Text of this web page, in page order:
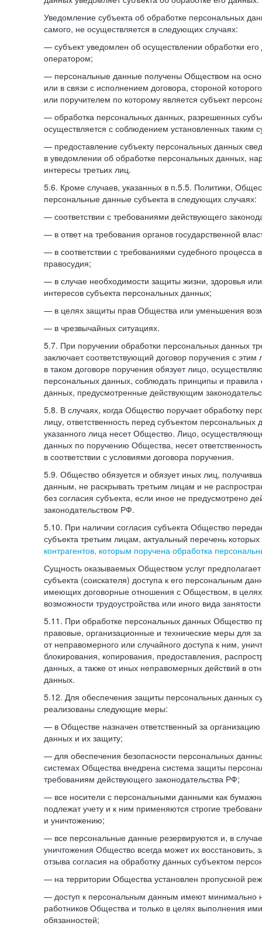
Уведомление субъекта об обработке персональных
самого, не осуществляется в следующих случаях:
— субъект уведомлен об осуществлении обработки
оператором;
— персональные данные получены Обществом на
или в связи с исполнением договора, стороной
или поручителем по которому является субъект
— обработка персональных данных, разрешенных
осуществляется с соблюдением установленных таким
— предоставление субъекту персональных данных
в уведомлении об обработке персональных данных,
интересы третьих лиц.
5.6. Кроме случаев, указанных в п.5.5. Политики,
персональные данные субъекта в следующих случаях:
— соответствии с требованиями действующего
— в ответ на требования органов государственной
— в соответствии с требованиями судебного процесса
правосудия;
— в случае необходимости защиты жизни, здоровья
интересов субъекта персональных данных;
— в целях защиты прав Общества или уменьшения
— в чрезвычайных ситуациях.
5.7. При поручении обработки персональных данных
заключает соответствующий договор поручения с
в таком договоре поручения обязует лицо,
персональных данных, соблюдать принципы и правила
данных, предусмотренные действующим
5.8. В случаях, когда Общество поручает обработку
лицу, ответственность перед субъектом персональных
указанного лица несет Общество. Лицо,
данных по поручению Общества, несет
в соответствии с условиями договора поручения.
5.9. Общество обязуется и обязует иных лиц,
данным, не раскрывать третьим лицам и не
без согласия субъекта, если иное не предусмотрено
законодательством РФ.
5.10. При наличии согласия субъекта Общество
субъекта третьим лицам, актуальный перечень
контрагентов, которым поручена обработка
Сущность оказываемых Обществом услуг
субъекта (соискателя) доступа к его персональным
имеющих договорные отношения с Обществом, в
возможности трудоустройства или иного вида
5.11. При обработке персональных данных Общество
правовые, организационные и технические меры для
от неправомерного или случайного доступа к ним,
блокирования, копирования, предоставления,
данных, а также от иных неправомерных действий в
данных.
5.12. Для обеспечения защиты персональных данных
реализованы следующие меры:
— в Обществе назначен ответственный за
данных и их защиту;
— для обеспечения безопасности персональных
системах Общества внедрена система защиты
требованиям действующего законодательства РФ;
— все носители с персональными данными как
подлежат учету и к ним применяются строгие
и уничтожению;
— все персональные данные резервируются и, в
уничтожения Общество всегда может их восстановить,
отзыва согласия на обработку данных субъектом
— на территории Общества установлен пропускной
— доступ к персональным данным имеют минимально
работников Общества и только в целях выполнения
обязанностей;